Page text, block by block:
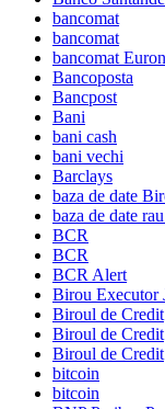
bancomat
bancomat
bancomat
Bancoposta
Bancpost
Bani
bani cash
bani vechi
Barclays
baza de date
baza de date
BCR
BCR
BCR Alert
Birou Executor
Biroul de Credit
Biroul de Credit
Biroul de Credit
bitcoin
bitcoin